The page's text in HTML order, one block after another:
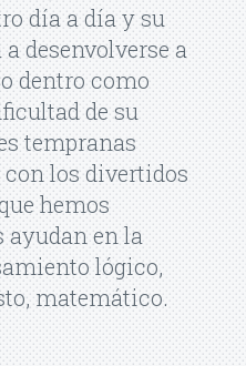
día a día y su
desenvolverse a
dentro como
de su
tempranas
los divertidos
hemos
ayudan en la
lógico,
matemático.